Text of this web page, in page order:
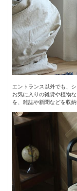
エントランス以外でも、
お気に入りの雑貨や植物
を、雑誌や新聞などを収